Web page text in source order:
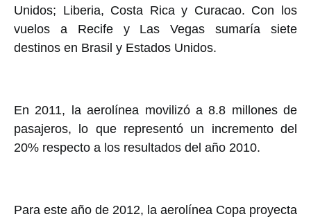
Unidos; Liberia, Costa Rica y Curacao. Con los
vuelos a Recife y Las Vegas sumaría siete
destinos en Brasil y Estados Unidos.
En 2011, la aerolínea movilizó a 8.8 millones de
pasajeros, lo que representó un incremento del
20% respecto a los resultados del año 2010.
Para este año de 2012, la aerolínea Copa proyecta